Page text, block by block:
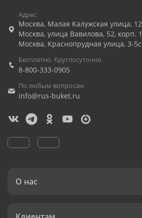
Адрес
Москва, Малая Калужская улица, 12
Москва, улица Вавилова, 52, корп. 1
Москва, Краснопрудная улица, 3-
Бесплатно. Круглосуточно
8-800-333-0905
По любым вопросам
info@rus-buket.ru
О нас